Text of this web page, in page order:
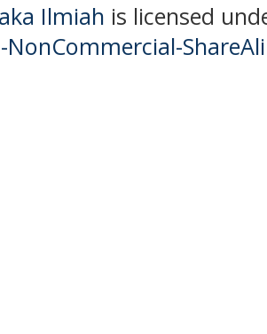
Ilmiah is licensed